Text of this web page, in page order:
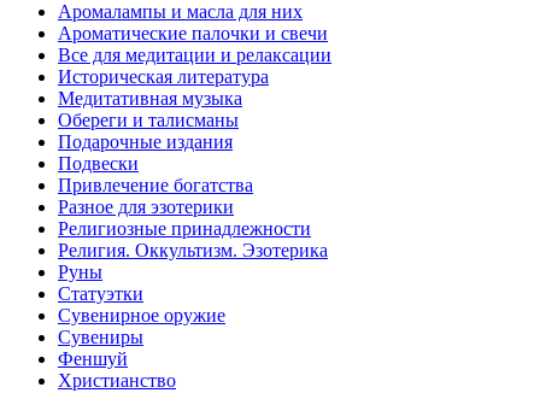
Аромалампы и масла для них
Ароматические палочки и свечи
Все для медитации и релаксации
Историческая литература
Медитативная музыка
Обереги и талисманы
Подарочные издания
Подвески
Привлечение богатства
Разное для эзотерики
Религиозные принадлежности
Религия. Оккультизм. Эзотерика
Руны
Статуэтки
Сувенирное оружие
Сувениры
Феншуй
Христианство